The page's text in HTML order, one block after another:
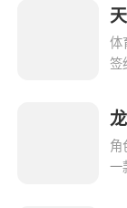
体
签
角
一